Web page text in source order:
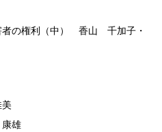
者の権利（中） 香山 千加子・
雄